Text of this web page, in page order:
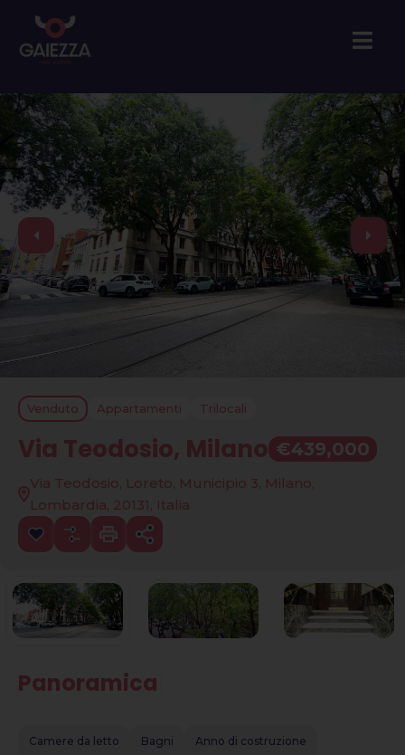
Venduto Appartamenti Trilocali
Via Teodosio, Milano €439,000
Via Teodosio, Loreto, Municipio 3, Milano,
Lombardia, 20131, Italia
Panoramica
Camere da letto
Bagni
Anno di costruzione